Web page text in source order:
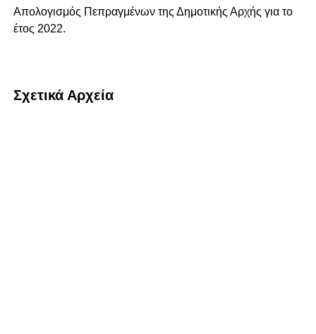
Απολογισμός Πεπραγμένων της Δημοτικής Αρχής για το
έτος 2022.
Σχετικά Αρχεία